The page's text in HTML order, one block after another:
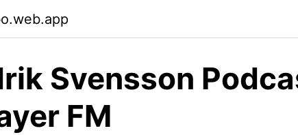
Svensson
FM